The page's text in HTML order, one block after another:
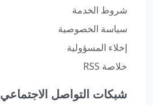
شروط الخدمة
سياسة الخصوصية
إخلاء المسؤولية
خلاصة RSS
شبكات التواصل الاجتماعي